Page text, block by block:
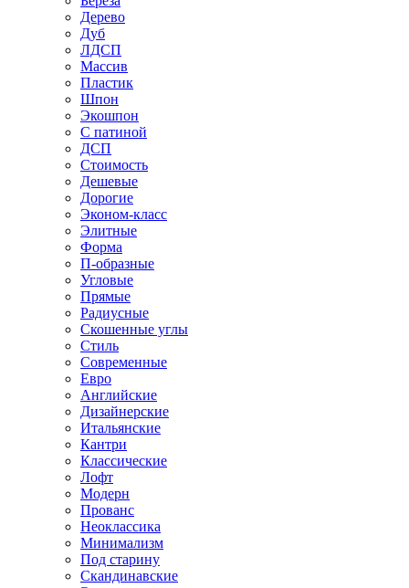
Дерево
Дуб
ЛДСП
Массив
Пластик
Шпон
Экошпон
С патиной
ДСП
Стоимость
Дешевые
Дорогие
Эконом-класс
Элитные
Форма
П-образные
Угловые
Прямые
Радиусные
Скошенные углы
Стиль
Современные
Евро
Английские
Дизайнерские
Итальянские
Кантри
Классические
Лофт
Модерн
Прованс
Неоклассика
Минимализм
Под старину
Скандинавские